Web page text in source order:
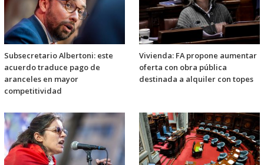
Subsecretario Albertoni: este
acuerdo traduce pago de
aranceles en mayor
competitividad
Vivienda: FA propone aumentar
oferta con obra pública
destinada a alquiler con topes